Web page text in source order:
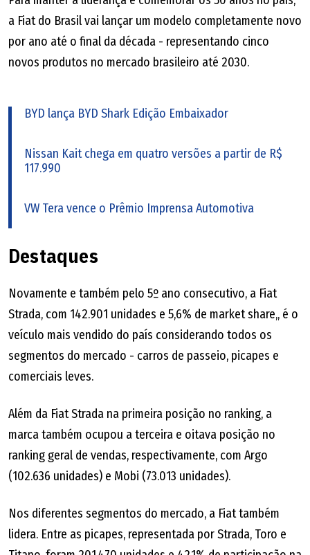
a Fiat do Brasil vai lançar um modelo completamente novo
por ano até o final da década - representando cinco
novos produtos no mercado brasileiro até 2030.
BYD lança BYD Shark Edição Embaixador
Nissan Kait chega em quatro versões a partir de R$
117.990
VW Tera vence o Prêmio Imprensa Automotiva
Destaques
Novamente e também pelo 5º ano consecutivo, a Fiat
Strada, com 142.901 unidades e 5,6% de market share,, é o
veículo mais vendido do país considerando todos os
segmentos do mercado - carros de passeio, picapes e
comerciais leves.
Além da Fiat Strada na primeira posição no ranking, a
marca também ocupou a terceira e oitava posição no
ranking geral de vendas, respectivamente, com Argo
(102.636 unidades) e Mobi (73.013 unidades).
Nos diferentes segmentos do mercado, a Fiat também
lidera. Entre as picapes, representada por Strada, Toro e